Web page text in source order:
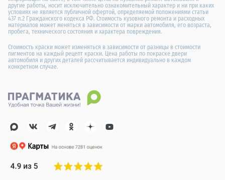
другие работы, носит исключительно ознакомительный характер и ни при каких
условиях не является публичной офертой, определяемой положениями статьи
437 п.2 Гражданского кодекса РФ. Стоимость кузовного ремонта и расходных
материалов может меняться в зависимости от марки автомобиля, его возраста,
пробега, технического состояния и характера повреждения.
Стоимость краски может изменяться в зависимости от разницы в стоимости
пигментов на каждый рецепт краски. Цена работы по покраске двери
автомобиля и других деталей рассчитывается индивидуально в каждом
конкретном случае.